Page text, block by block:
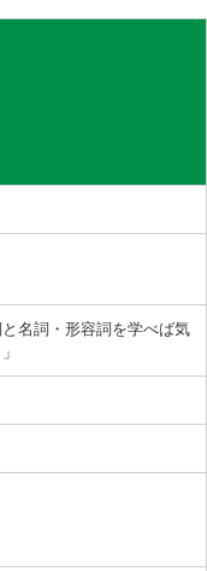
名詞・形容詞を学べば気